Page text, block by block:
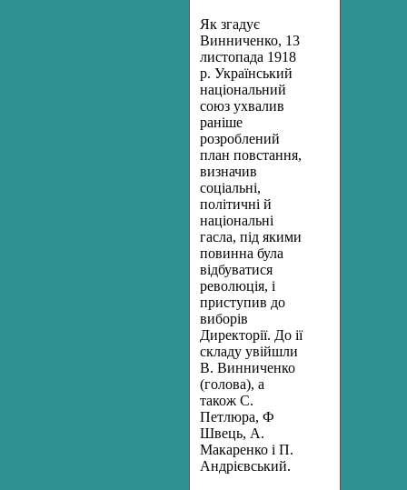
Як згадує
Винниченко, 13
листопада 1918
р. Український
на­ціональний
союз ухвалив
раніше
розроблений
план повстання,
ви­значив
соціальні,
політичні й
національні
гасла, під якими
повинна була
відбуватися
революція, і
приступив до
виборів
Директорії. До ії
складу увійшли
В. Винниченко
(голова), а
також С.
Петлюра, Ф
Швець, А.
Макаренко і П.
Андрієвський.